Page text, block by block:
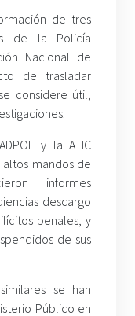
de tres
de la Policía
Nacional de
de trasladar
considere útil,
y la ATIC
mandos de
informes
descargo
penales, y
de sus
se han
Público en